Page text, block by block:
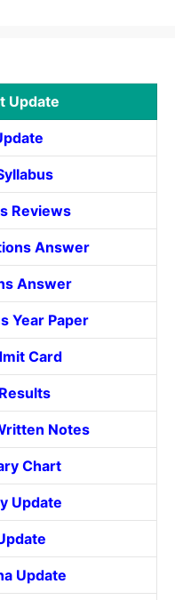
Update
Reviews
Answer
Answer
Year Paper
Card
Notes
Chart
Update
Update